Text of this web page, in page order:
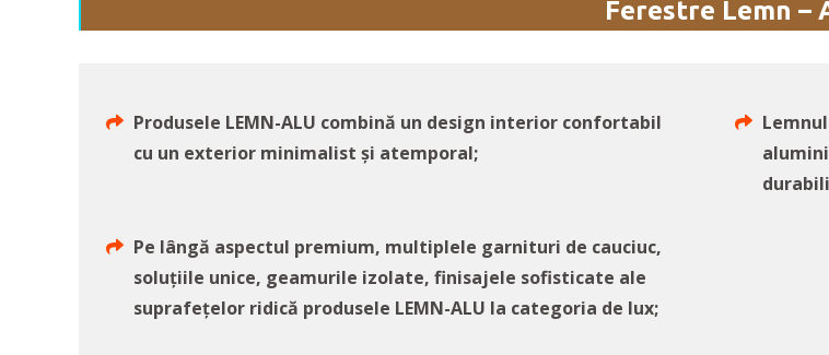
Ferestre Lemn –
Produsele LEMN-ALU combină un design interior confortabil
cu un exterior minimalist și atemporal;
Pe lângă aspectul premium, multiplele garnituri de cauciuc,
soluțiile unice, geamurile izolate, finisajele sofisticate ale
suprafețelor ridică produsele LEMN-ALU la categoria de lux;